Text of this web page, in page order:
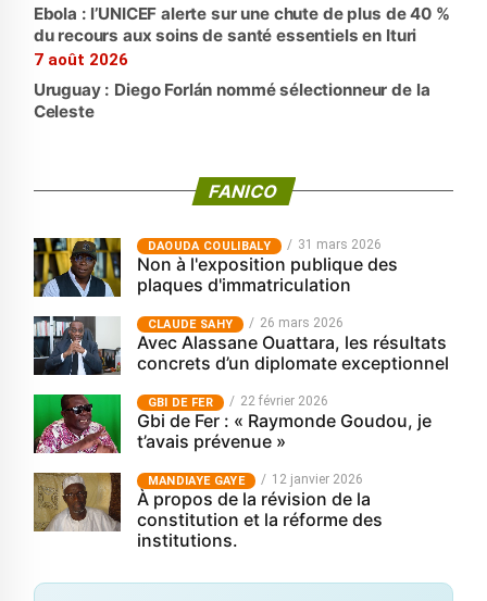
Ebola : l’UNICEF alerte sur une chute de plus de 40 %
du recours aux soins de santé essentiels en Ituri
7 août 2026
Uruguay : Diego Forlán nommé sélectionneur de la
Celeste
FANICO
‎DAOUDA COULIBALY 31 mars 2026
Non à l'exposition publique des
plaques d'immatriculation
CLAUDE SAHY 26 mars 2026
Avec Alassane Ouattara, les résultats
concrets d’un diplomate exceptionnel
GBI DE FER 22 février 2026
Gbi de Fer : « Raymonde Goudou, je
t’avais prévenue »
MANDIAYE GAYE 12 janvier 2026
À propos de la révision de la
constitution et la réforme des
institutions.